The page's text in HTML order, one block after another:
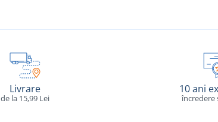
Livrare
de la 15,99 Lei
10 ani
încredere